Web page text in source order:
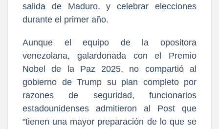
salida de Maduro, y celebrar elecciones
durante el primer año.
Aunque el equipo de la opositora
venezolana, galardonada con el Premio
Nobel de la Paz 2025, no compartió al
gobierno de Trump su plan completo por
razones de seguridad, funcionarios
estadounidenses admitieron al Post que
"tienen una mayor preparación de lo que se